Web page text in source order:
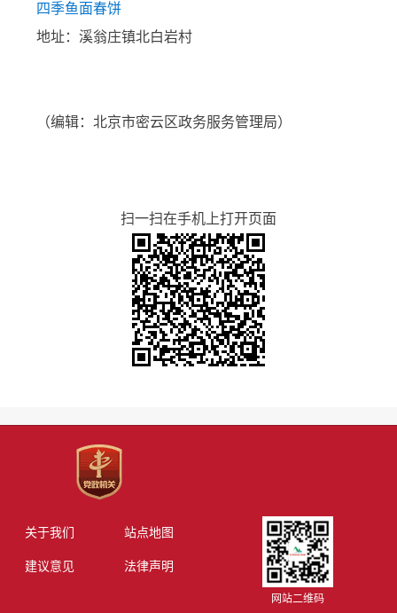
四季鱼面春饼
地址：溪翁庄镇北白岩村
（编辑： 北京市密云区政务服务管理局）
扫一扫在手机上打开页面
关于我们 站点地图
建议意见 法律声明
网站二维码